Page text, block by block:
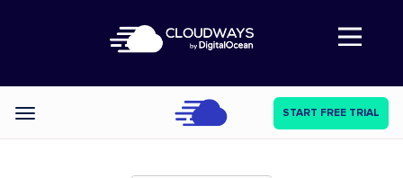
Abre a navegação
Categories START FREE TRIAL